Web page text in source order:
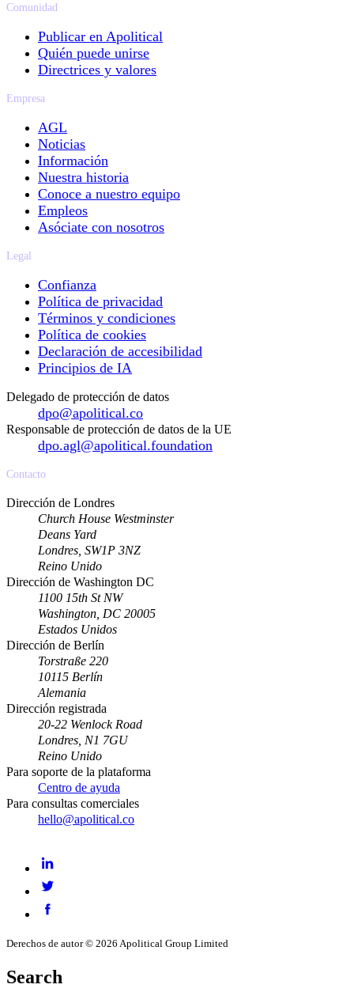
Comunidad
Publicar en Apolitical
Quién puede unirse
Directrices y valores
Empresa
AGL
Noticias
Información
Nuestra historia
Conoce a nuestro equipo
Empleos
Asóciate con nosotros
Legal
Confianza
Política de privacidad
Términos y condiciones
Política de cookies
Declaración de accesibilidad
Principios de IA
Delegado de protección de datos
dpo@apolitical.co
Responsable de protección de datos de la UE
dpo.agl@apolitical.foundation
Contacto
Dirección de Londres
Church House Westminster
Deans Yard
Londres, SW1P 3NZ
Reino Unido
Dirección de Washington DC
1100 15th St NW
Washington, DC 20005
Estados Unidos
Dirección de Berlín
Torstraße 220
10115 Berlín
Alemania
Dirección registrada
20-22 Wenlock Road
Londres, N1 7GU
Reino Unido
Para soporte de la plataforma
Centro de ayuda
Para consultas comerciales
hello@apolitical.co
Derechos de autor © 2026 Apolitical Group Limited
Search